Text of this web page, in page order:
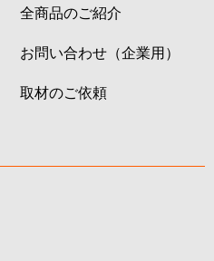
全商品のご紹介
お問い合わせ（企業用）
取材のご依頼